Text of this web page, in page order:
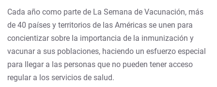
Cada año como parte de La Semana de Vacunación, más
de 40 países y territorios de las Américas se unen para
concientizar sobre la importancia de la inmunización y
vacunar a sus poblaciones, haciendo un esfuerzo especial
para llegar a las personas que no pueden tener acceso
regular a los servicios de salud.